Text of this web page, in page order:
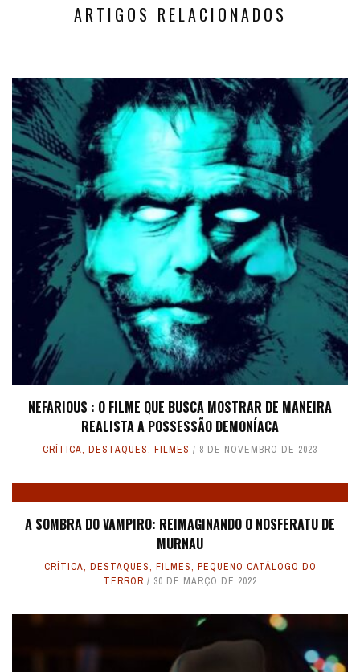
ARTIGOS RELACIONADOS
NEFARIOUS : O FILME QUE BUSCA MOSTRAR DE MANEIRA
REALISTA A POSSESSÃO DEMONÍACA
CRÍTICA, DESTAQUES, FILMES 8 DE NOVEMBRO DE 2023
A SOMBRA DO VAMPIRO: REIMAGINANDO O NOSFERATU DE
MURNAU
CRÍTICA, DESTAQUES, FILMES, PEQUENO CATÁLOGO DO
TERROR
30 DE MARÇO DE 2022